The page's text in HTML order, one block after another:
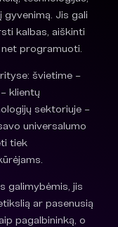
Jis gali
kalbas, aiškinti
programuoti.
švietime –
klientų
sektoriuje –
universalumo
tiek
galimybėmis, jis
ar pasenusią
pagalbininką, o